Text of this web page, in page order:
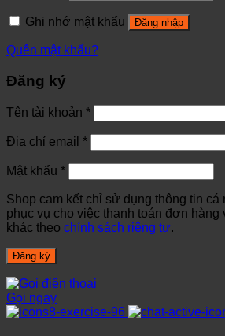
Ghi nhớ mật khẩu Đăng nhập
Quên mật khẩu?
Đăng ký
Tên tài khoản *
Địa chỉ email *
Mật khẩu *
Shop cam kết chỉ sử dụng thông tin cá
phục vụ cho việc thanh toán đơn hàng
khác theo chính sách riêng tư.
Đăng ký
Gọi ngay